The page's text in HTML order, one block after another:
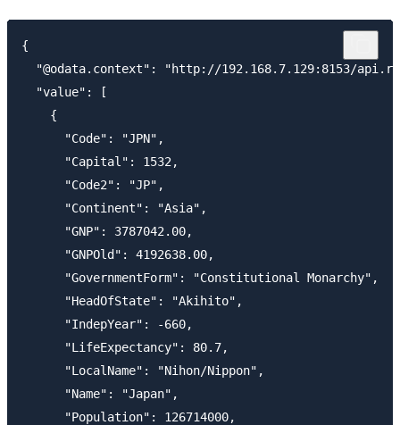
{
"@odata.context": "http://192.168.7.129:8153/
  "value": [
    {
      "Code": "JPN",
      "Capital": 1532,
      "Code2": "JP",
      "Continent": "Asia",
      "GNP": 3787042.00,
      "GNPOld": 4192638.00,
      "GovernmentForm": "Constitutional Monarchy",
      "HeadOfState": "Akihito",
      "IndepYear": -660,
      "LifeExpectancy": 80.7,
      "LocalName": "Nihon/Nippon",
      "Name": "Japan",
      "Population": 126714000,